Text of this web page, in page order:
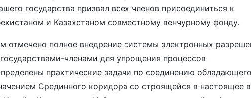
государства призвал всех членов присоединиться к
и Казахстаном совместному венчурному фонду.
отмечено полное внедрение системы электронных
членами для упрощения процессов
практические задачи по соединению обладающего
Срединного коридора со строящейся в настоящее